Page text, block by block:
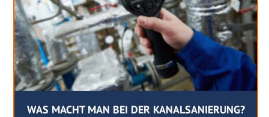
WAS MACHT MAN BEI DER KANALSANIERUNG?